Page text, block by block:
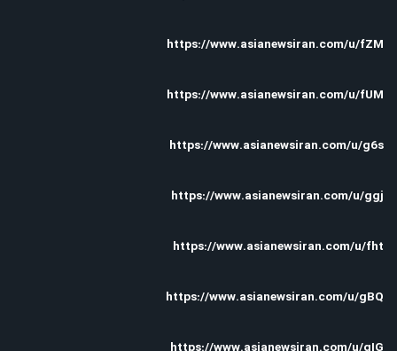
https://www.asianewsiran.com/u/fZM
https://www.asianewsiran.com/u/fUM
https://www.asianewsiran.com/u/g6s
https://www.asianewsiran.com/u/ggj
https://www.asianewsiran.com/u/fht
https://www.asianewsiran.com/u/gBQ